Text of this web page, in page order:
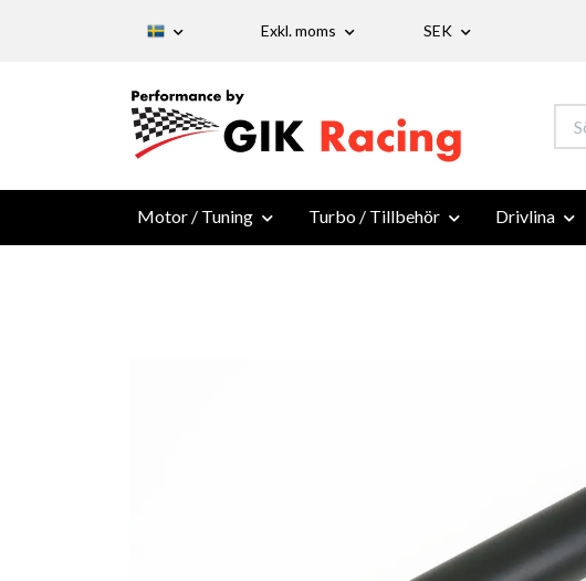
Exkl. moms SEK
Motor / Tuning Turbo / Tillbehör Drivlina